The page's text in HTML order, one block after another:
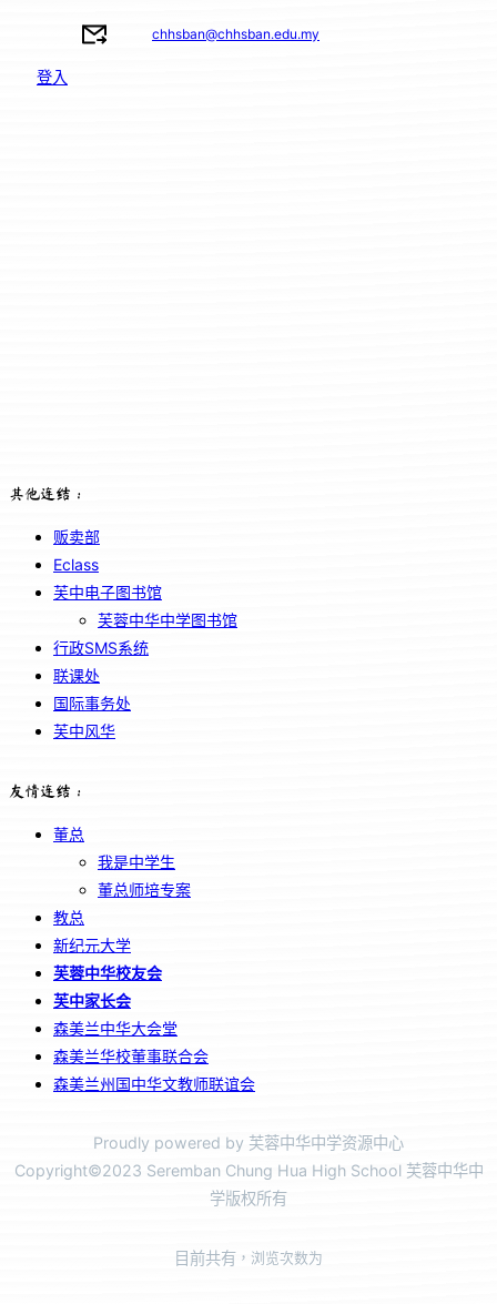
chhsban@chhsban.edu.my
登入
其他连结：
贩卖部
Eclass
芙中电子图书馆
芙蓉中华中学图书馆
行政SMS系统
联课处
国际事务处
芙中风华
友情连结：
董总
我是中学生
董总师培专案
教总
新纪元大学
芙蓉中华校友会
芙中家长会
森美兰中华大会堂
森美兰华校董事联合会
森美兰州国中华文教师联谊会
Proudly powered by 芙蓉中华中学资源中心
Copyright©2023 Seremban Chung Hua High School 芙蓉中华中
学版权所有
目前共有 ，浏览次数为